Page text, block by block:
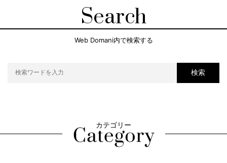
Search
Web Domani内で検索する
検索
カテゴリー